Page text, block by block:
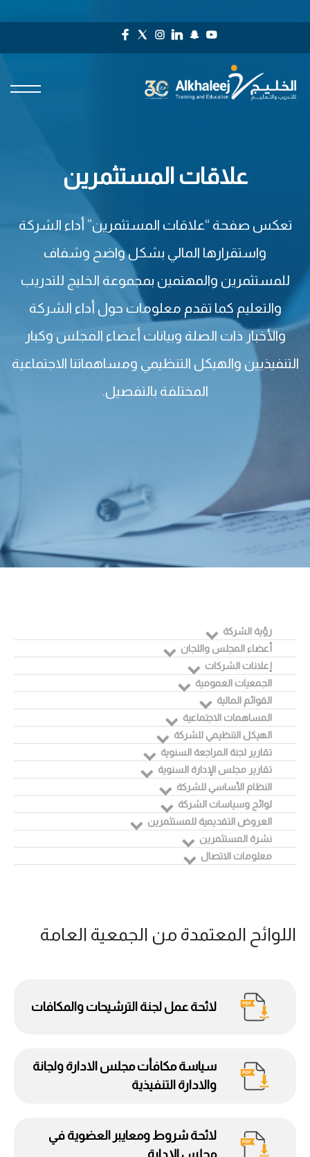
علاقات المستثمرين
تعكس صفحة “علاقات المستثمرين” أداء الشركة
واستقرارها المالي بشكل واضح وشفاف
للمستثمرين والمهتمين بمجموعة الخليج للتدريب
والتعليم كما تقدم معلومات حول أداء الشركة
والأخبار ذات الصلة وبيانات أعضاء المجلس وكبار
التنفيذيين والهيكل التنظيمي ومساهماتنا الاجتماعية
المختلفة بالتفصيل.
اللوائح المعتمدة من الجمعية العامة
لائحة عمل لجنة الترشيحات والمكافات
سياسة مكافأت مجلس الادارة ولجانة
والادارة التنفيذية
لائحة شروط ومعايبر العضوية في
مجلس الإدارة
رؤية الشركة
أعضاء المجلس واللجان
إعلانات الشركات
الجمعيات العمومية
القوائم المالية
المساهمات الاجتماعية
الهيكل التنظيمي للشركة
تقارير لجنة المراجعة السنوية
تقارير مجلس الإدارة السنوية
النظام الأساسي للشركة
لوائح وسياسات الشركة
العروض التقديمية للمستثمرين
نشرة المستثمرين
معلومات الاتصال